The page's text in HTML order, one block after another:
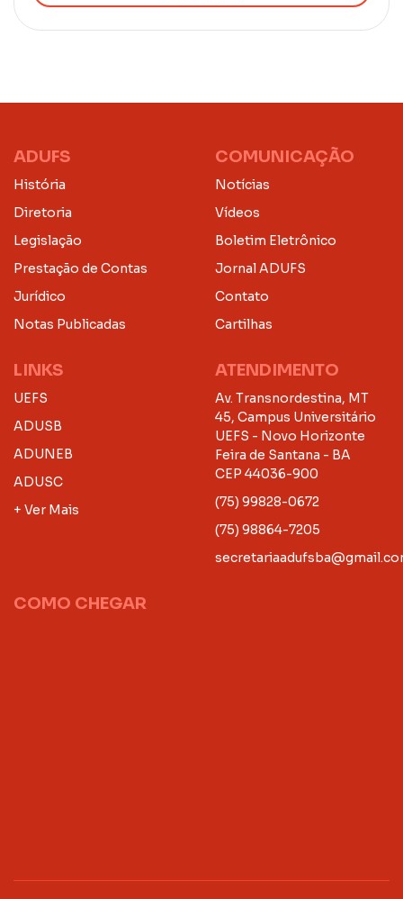
ADUFS
História
Diretoria
Legislação
Prestação de Contas
Jurídico
Notas Publicadas
COMUNICAÇÃO
Notícias
Vídeos
Boletim Eletrônico
Jornal ADUFS
Contato
Cartilhas
LINKS
UEFS
ADUSB
ADUNEB
ADUSC
+ Ver Mais
COMO CHEGAR
ATENDIMENTO
Av. Transnordestina, MT
45, Campus Universitário
UEFS - Novo Horizonte
Feira de Santana - BA
CEP 44036-900
(75) 99828-0672
(75) 98864-7205